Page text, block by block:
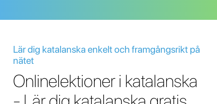
Lär dig katalanska enkelt och framgångsrikt på
nätet
Onlinelektioner i katalanska